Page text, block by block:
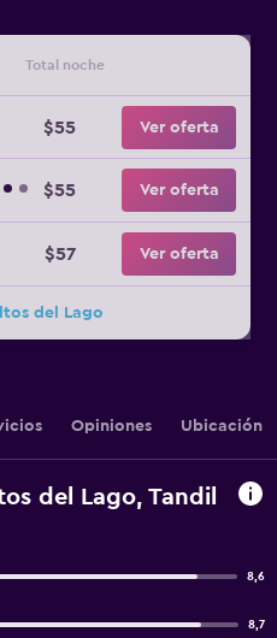
Total noche
$55 Ver oferta
$55 Ver oferta
$57 Ver oferta
del Lago
Opiniones Ubicación
del Lago, Tandil
8,6
8,7